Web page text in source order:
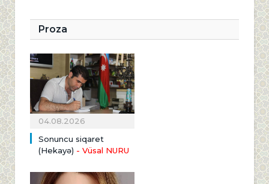
Proza
04.08.2026
Sonuncu siqaret
(Hekayə) - Vüsal NURU